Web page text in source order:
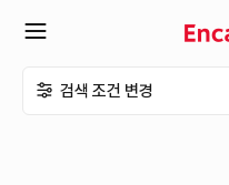
검색 조건 변경